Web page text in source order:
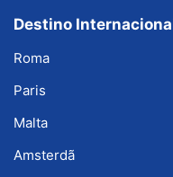
Destino
Roma
Paris
Malta
Amsterdã